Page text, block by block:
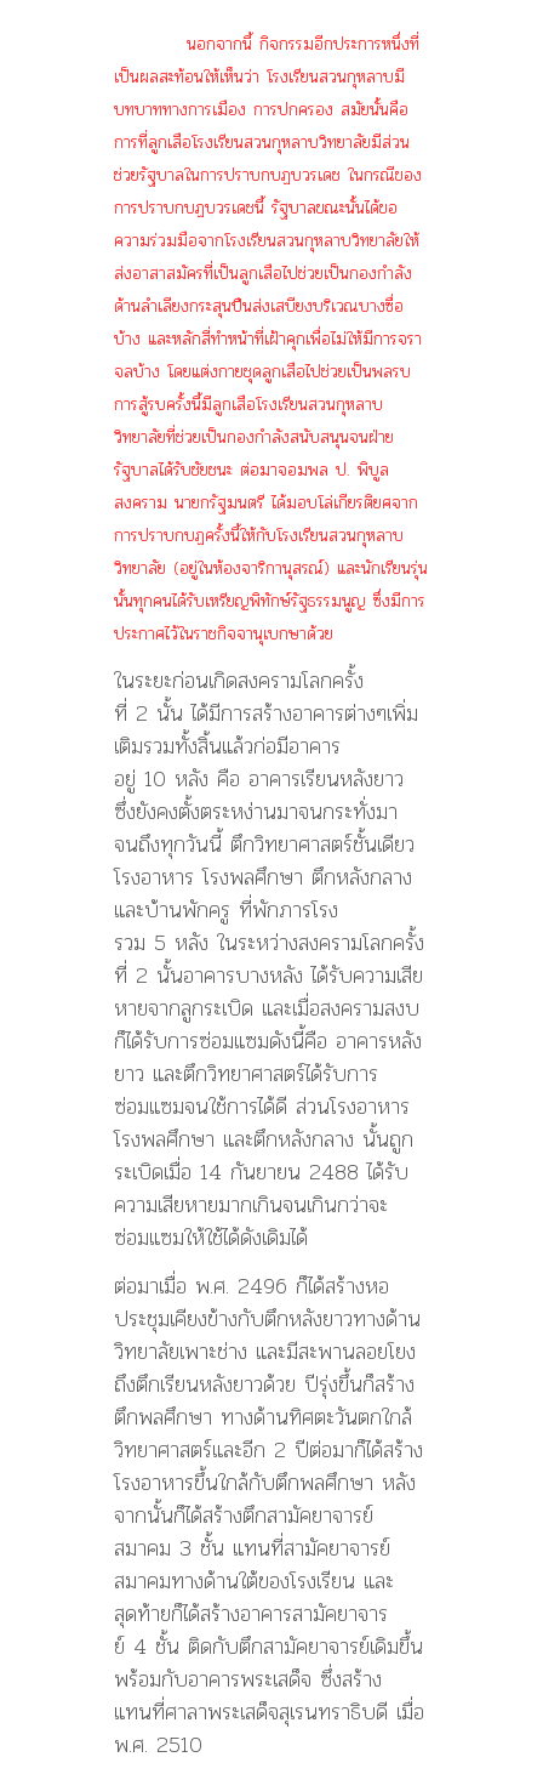
นอกจากนี้ กิจกรรมอีกประการหนึ่งที่
เป็นผลสะท้อนให้เห็นว่า โรงเรียนสวนกุหลาบมี
บทบาททางการเมือง การปกครอง สมัยนั้นคือ
การที่ลูกเสือโรงเรียนสวนกุหลาบวิทยาลัยมีส่วน
ช่วยรัฐบาลในการปราบกบฏบวรเดช ในกรณีของ
การปราบกบฏบวรเดชนี้ รัฐบาลขณะนั้นได้ขอ
ความร่วมมือจากโรงเรียนสวนกุหลาบวิทยาลัยให้
ส่งอาสาสมัครที่เป็นลูกเสือไปช่วยเป็นกองกำลัง
ด้านลำเลียงกระสุนปืนส่งเสบียงบริเวณบางซื่อ
บ้าง และหลักสี่ทำหน้าที่เฝ้าคุกเพื่อไม่ให้มีการจรา
จลบ้าง โดยแต่งกายชุดลูกเสือไปช่วยเป็นพลรบ
การสู้รบครั้งนี้มีลูกเสือโรงเรียนสวนกุหลาบ
วิทยาลัยที่ช่วยเป็นกองกำลังสนับสนุนจนฝ่าย
รัฐบาลได้รับชัยชนะ ต่อมาจอมพล ป. พิบูล
สงคราม นายกรัฐมนตรี ได้มอบโล่เกียรติยศจาก
การปราบกบฏครั้งนี้ให้กับโรงเรียนสวนกุหลาบ
วิทยาลัย (อยู่ในห้องจาริกานุสรณ์) และนักเรียนรุ่น
นั้นทุกคนได้รับเหรียญพิทักษ์รัฐธรรมนูญ ซึ่งมีการ
ประกาศไว้ในราชกิจจานุเบกษาด้วย
ในระยะก่อนเกิดสงครามโลกครั้ง
ที่ 2 นั้น ได้มีการสร้างอาคารต่างๆเพิ่ม
เติมรวมทั้งสิ้นแล้วก่อมีอาคาร
อยู่ 10 หลัง คือ อาคารเรียนหลังยาว
ซึ่งยังคงตั้งตระหง่านมาจนกระทั่งมา
จนถึงทุกวันนี้ ตึกวิทยาศาสตร์ชั้นเดียว
โรงอาหาร โรงพลศึกษา ตึกหลังกลาง
และบ้านพักครู ที่พักภารโรง
รวม 5 หลัง ในระหว่างสงครามโลกครั้ง
ที่ 2 นั้นอาคารบางหลัง ได้รับความเสีย
หายจากลูกระเบิด และเมื่อสงครามสงบ
ก็ได้รับการซ่อมแซมดังนี้คือ อาคารหลัง
ยาว และตึกวิทยาศาสตร์ได้รับการ
ซ่อมแซมจนใช้การได้ดี ส่วนโรงอาหาร
โรงพลศึกษา และตึกหลังกลาง นั้นถูก
ระเบิดเมื่อ 14 กันยายน 2488 ได้รับ
ความเสียหายมากเกินจนเกินกว่าจะ
ซ่อมแซมให้ใช้ได้ดังเดิมได้
ต่อมาเมื่อ พ.ศ. 2496 ก็ได้สร้างหอ
ประชุมเคียงข้างกับตึกหลังยาวทางด้าน
วิทยาลัยเพาะช่าง และมีสะพานลอยโยง
ถึงตึกเรียนหลังยาวด้วย ปีรุ่งขึ้นก็สร้าง
ตึกพลศึกษา ทางด้านทิศตะวันตกใกล้
วิทยาศาสตร์และอีก 2 ปีต่อมาก็ได้สร้าง
โรงอาหารขึ้นใกล้กับตึกพลศึกษา หลัง
จากนั้นก็ได้สร้างตึกสามัคยาจารย์
สมาคม 3 ชั้น แทนที่สามัคยาจารย์
สมาคมทางด้านใต้ของโรงเรียน และ
สุดท้ายก็ได้สร้างอาคารสามัคยาจาร
ย์ 4 ชั้น ติดกับตึกสามัคยาจารย์เดิมขึ้น
พร้อมกับอาคารพระเสด็จ ซึ่งสร้าง
แทนที่ศาลาพระเสด็จสุเรนทราธิบดี เมื่อ
พ.ศ. 2510